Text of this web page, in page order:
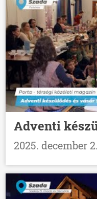
Adventi
2025. december 2.